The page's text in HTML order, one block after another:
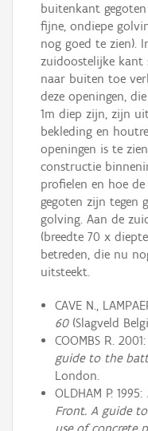
buitenkant
fijne, ondiepe
nog goed te zien).
zuidoostelijke kant
naar buiten toe
deze openingen,
1m diep zijn, zijn
bekleding en
openingen is te
constructie
profielen en hoe
gegoten zijn tegen
golving. Aan de
(breedte 70 x
betreden, die nu
uitsteekt.
CAVE N.,
60 (Slagveld
COOMBS R. 2001:
guide to the
London.
OLDHAM P. 1995:
Front. A guide